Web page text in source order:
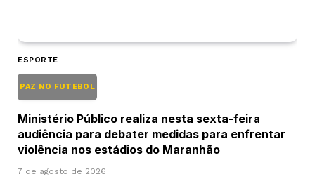
ESPORTE
PAZ NO FUTEBOL
Ministério Público realiza nesta sexta-feira
audiência para debater medidas para enfrentar
violência nos estádios do Maranhão
7 de agosto de 2026